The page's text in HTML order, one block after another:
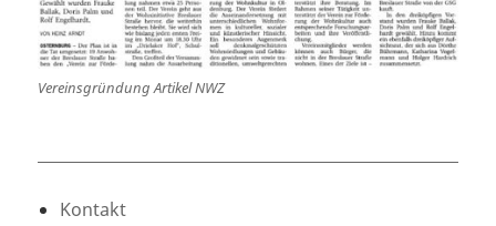
Vereinsgründung Artikel NWZ
Kontakt